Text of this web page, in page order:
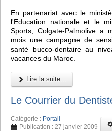
En partenariat avec le
l'Education nationale et le
Sports, Colgate-Palmolive a
mois une campagne de
santé bucco-dentaire au
vacances du Maroc.
Lire la suite...
Le Courrier du
Catégorie : Portail
Publication : 27 janvier 2009